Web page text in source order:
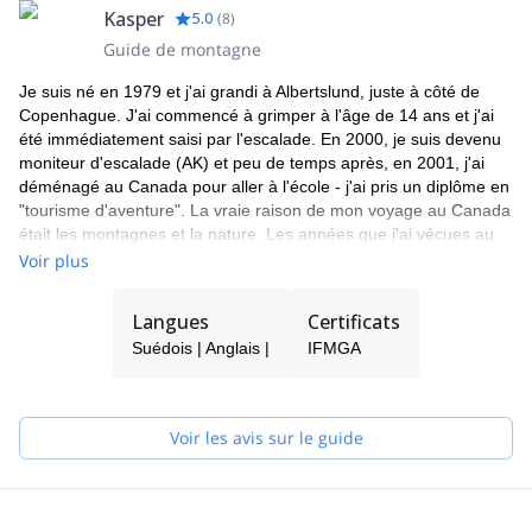
Kasper 5.0 (8)
Guide de montagne
Je suis né en 1979 et j'ai grandi à Albertslund, juste à côté de
Copenhague. J'ai commencé à grimper à l'âge de 14 ans et j'ai
été immédiatement saisi par l'escalade. En 2000, je suis devenu
moniteur d'escalade (AK) et peu de temps après, en 2001, j'ai
déménagé au Canada pour aller à l'école - j'ai pris un diplôme en
"tourisme d'aventure". La vraie raison de mon voyage au Canada
était les montagnes et la nature. Les années que j'ai vécues au
Canada m'ont permis de développer mes compétences en tant
Depuis, je suis retourné en Europe, où j'ai passé du temps à
grimper, à skier et à être en programme. J'ai également obtenu
dans les différentes activités de montagne. Pendant mes années
en montagne, ma passion pour l'escalade et le ski est devenue
avoir la chance de partager ma passion et mon expérience avec
Voir plus
Langues
Suédois | Anglais |
Certificats
IFMGA
Voir les avis sur le guide